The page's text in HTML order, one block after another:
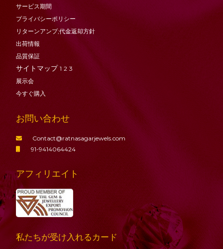
サービス期間
プライバシーポリシー
リターンアンプ;代金返却方針
出荷情報
品質保証
サイトマップ 1 2 3
展示会
今すぐ購入
お問い合わせ
Contact@ratnasagarjewels.com
91-9414064424
アフィリエイト
私たちが受け入れるカード